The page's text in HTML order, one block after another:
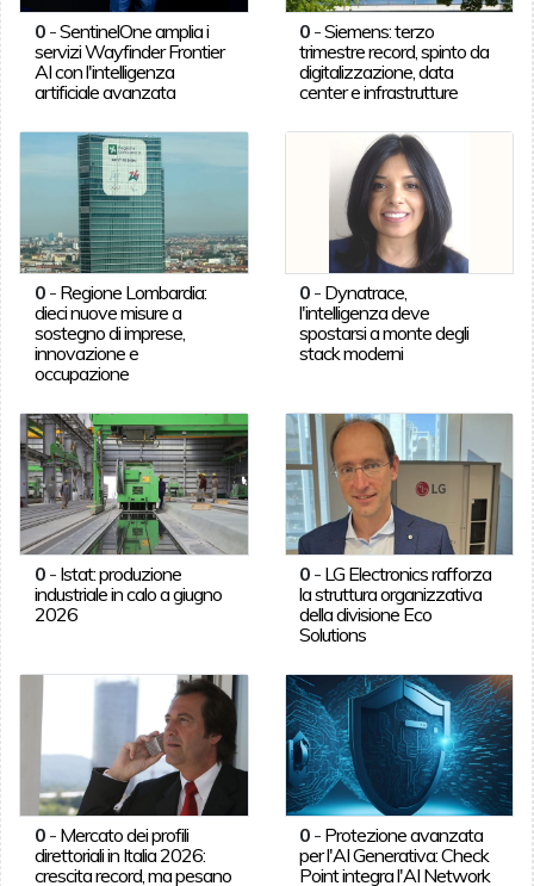
0-SentinelOne amplia i
servizi Wayfinder Frontier
AI con l'intelligenza
artificiale avanzata
0 -Siemens: terzo
trimestre record, spinto da
digitalizzazione, data
center e infrastrutture
0- Regione Lombardia:
dieci nuove misure a
sostegno di imprese,
innovazione e
occupazione
0 - Dynatrace,
l'intelligenza deve
spostarsi a monte degli
stack moderni
0- Istat: produzione
industriale in calo a giugno
2026
0 - LG Electronics rafforza
la struttura organizzativa
della divisione Eco
Solutions
0- Mercato dei profili
direttoriali in Italia 2026:
crescita record, ma pesano
0 - Protezione avanzata
per l'AI Generativa: Check
Point integra l'AI Network